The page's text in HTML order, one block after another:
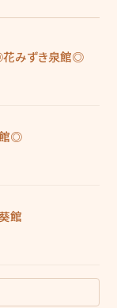
花みずき泉館◎
◎
館